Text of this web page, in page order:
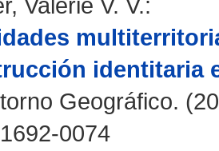
identitaria
Geográfico.
0074